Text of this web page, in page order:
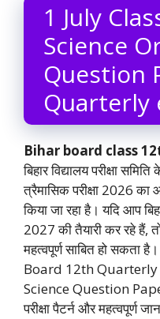
1 July
Science
Question
Quarterly
Bihar board class
बिहार विद्यालय परीक्षा
त्रैमासिक परीक्षा 2026
किया जा रहा है। यदि आप
2027 की तैयारी कर रहे हैं,
महत्वपूर्ण साबित हो सकता
Board 12th
Science Question
परीक्षा पैटर्न और महत्वपूर्ण